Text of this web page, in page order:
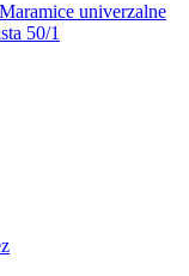
univerzalne
50/1